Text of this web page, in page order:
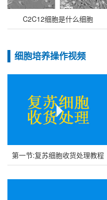
C2C12细胞是什么细胞
细胞培养操作视频
第一节:复苏细胞收货处理教程